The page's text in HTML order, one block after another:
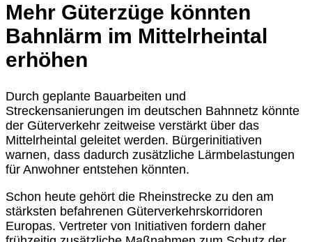
Mehr Güterzüge könnten
Bahnlärm im Mittelrheintal
erhöhen
Durch geplante Bauarbeiten und
Streckensanierungen im deutschen Bahnnetz könnte
der Güterverkehr zeitweise verstärkt über das
Mittelrheintal geleitet werden. Bürgerinitiativen
warnen, dass dadurch zusätzliche Lärmbelastungen
für Anwohner entstehen könnten.
Schon heute gehört die Rheinstrecke zu den am
stärksten befahrenen Güterverkehrskorridoren
Europas. Vertreter von Initiativen fordern daher